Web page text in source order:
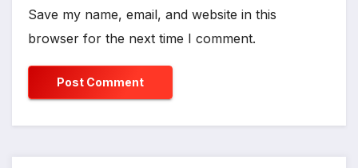
Save my name, email, and website in this
browser for the next time I comment.